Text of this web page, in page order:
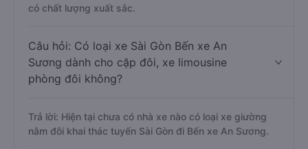
có chất lượng xuất sắc.
Câu hỏi: Có loại xe Sài Gòn Bến xe An
Sương dành cho cặp đôi, xe limousine
phòng đôi không?
Trả lời: Hiện tại chưa có nhà xe nào có loại xe giường
nằm đôi khai thác tuyến Sài Gòn đi Bến xe An Sương.